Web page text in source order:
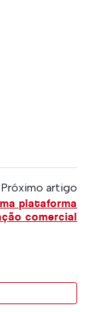
Próximo artigo
plataforma
comercial